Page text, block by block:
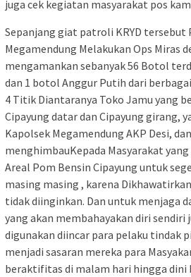
juga cek kegiatan masyarakat pos
Sepanjang giat patroli KRYD tersebut
Megamendung Melakukan Ops Miras
mengamankan sebanyak 56 Botol
dan 1 botol Anggur Putih dari
4 Titik Diantaranya Toko Jamu yang
Cipayung datar dan Cipayung girang,
Kapolsek Megamendung AKP Desi,
menghimbauKepada Masyarakat
Areal Pom Bensin Cipayung untuk
masing masing , karena
tidak diinginkan. Dan untuk menjaga
yang akan membahayakan diri sendiri
digunakan diincar para pelaku tindak
menjadi sasaran mereka para
beraktifitas di malam hari hingga dini